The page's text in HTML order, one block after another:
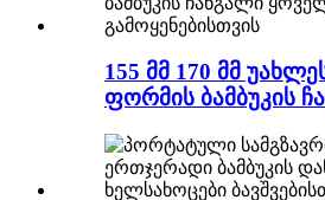
155 მმ 170 მმ
ფორმის ბამბუკის